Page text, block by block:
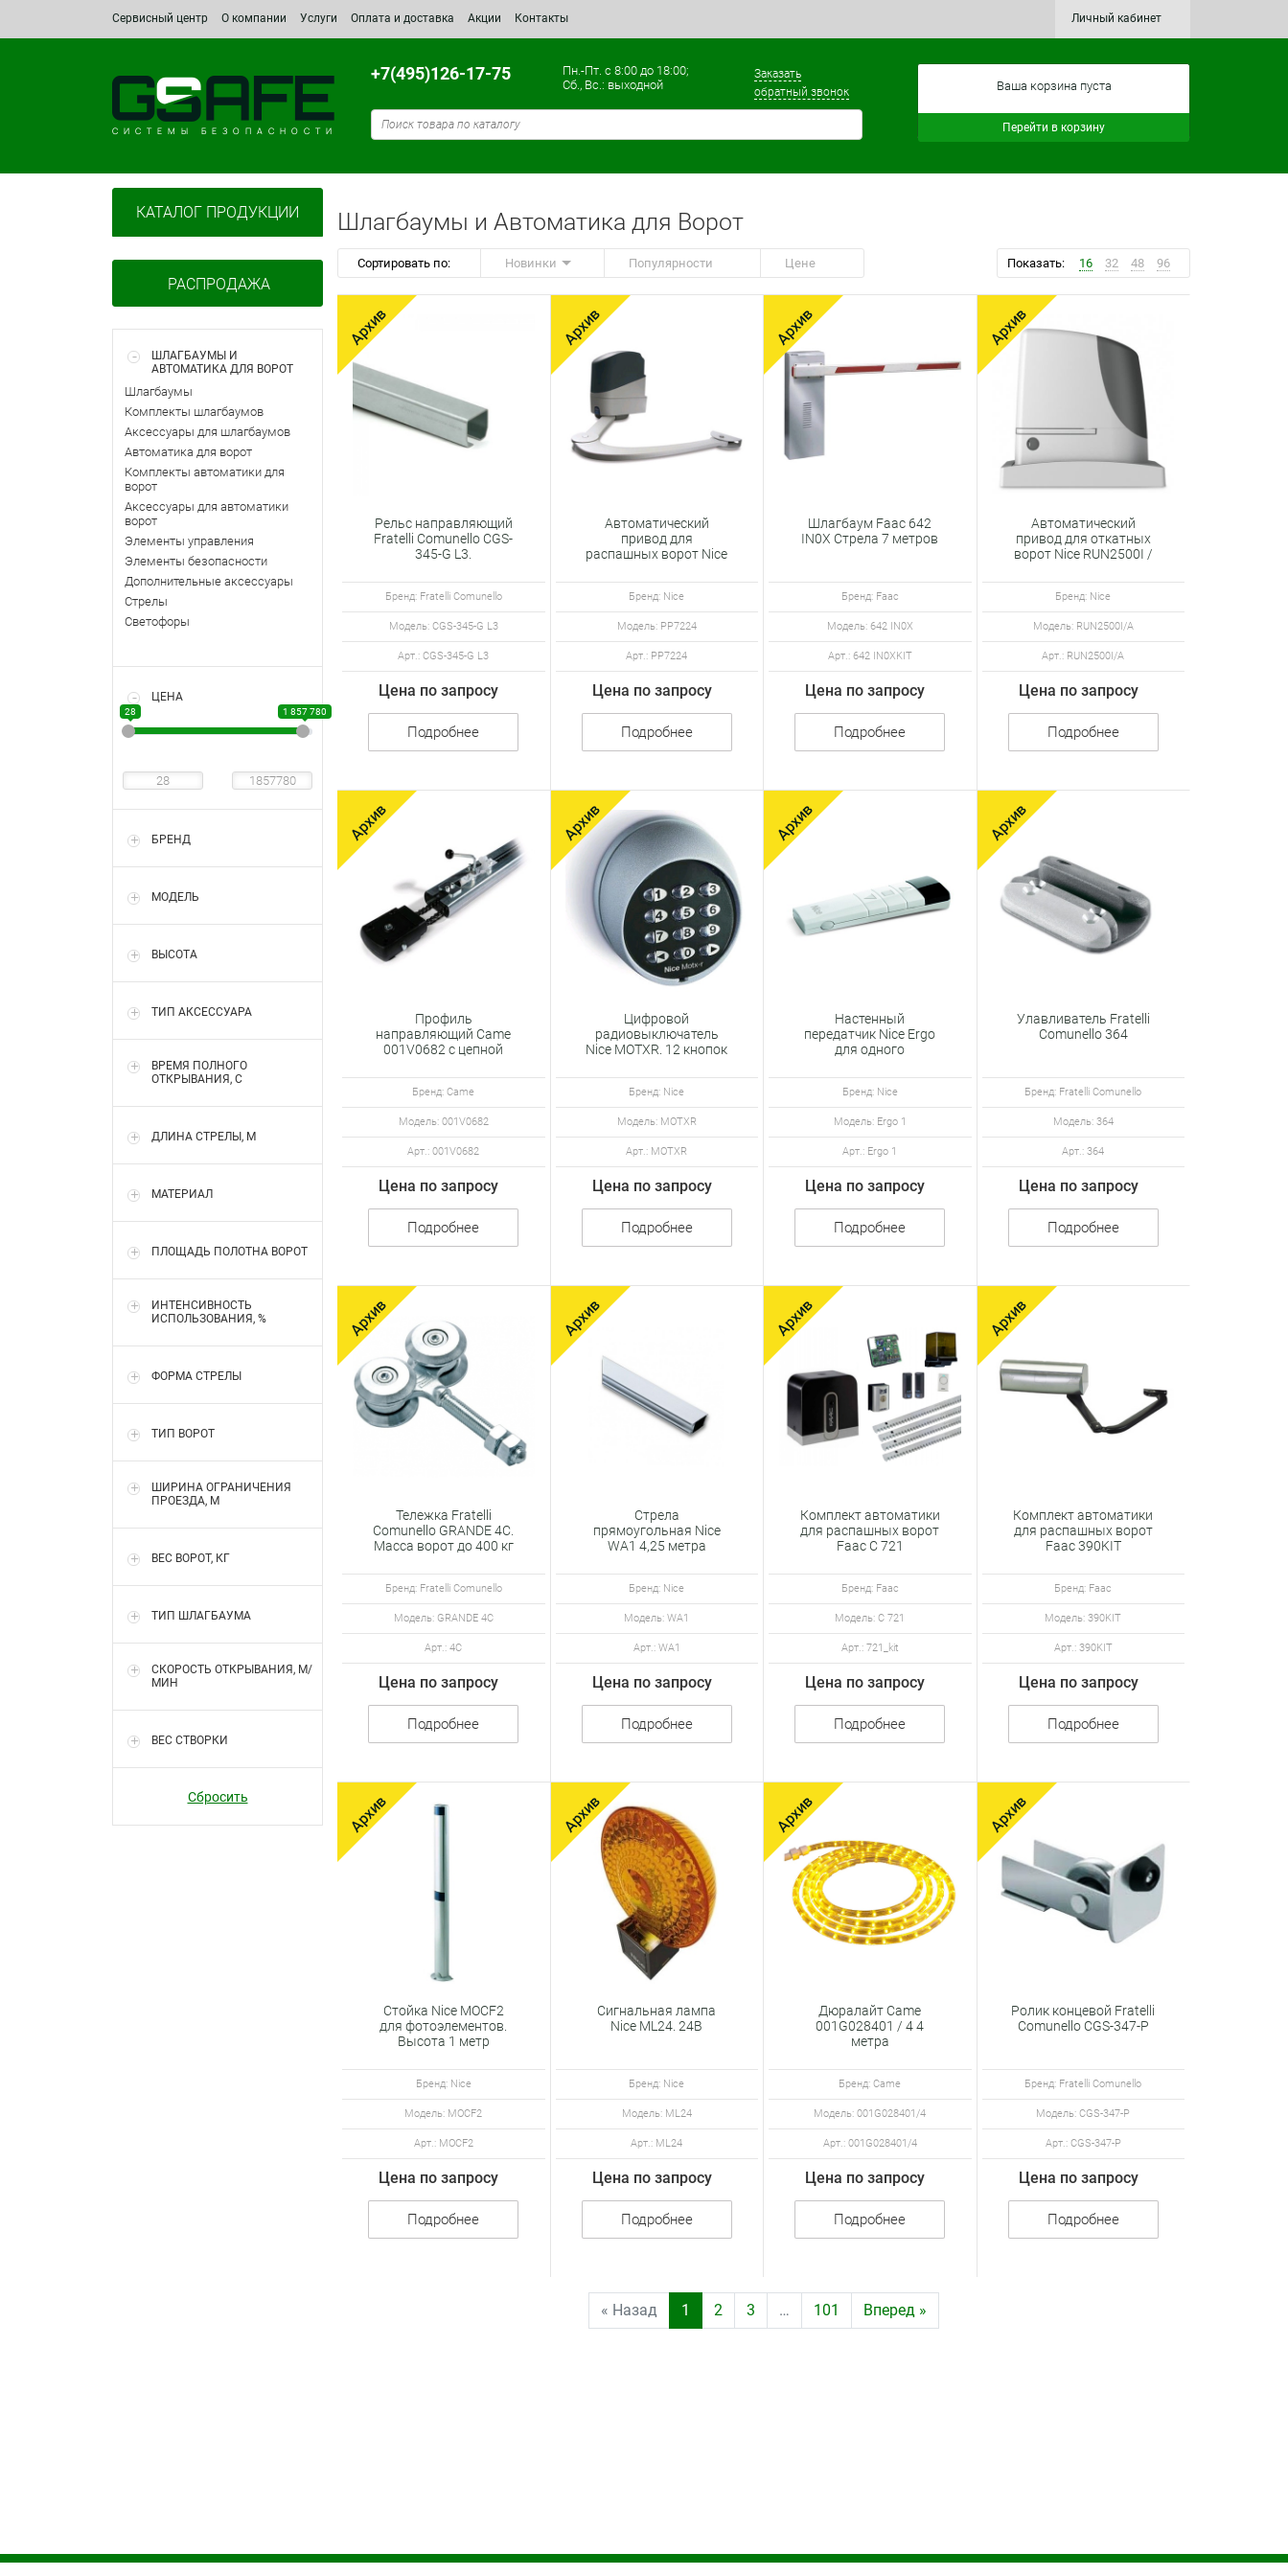
Сервисный центр О компании Услуги Оплата и доставка Акции Контакты Личный кабинет
СИСТЕМЫ БЕЗОПАСНОСТИ
+7(495)126-17-75
Пн.-Пт. с 8:00 до 18:00;
Сб., Вс.: выходной
Заказать
обратный звонок
Ваша корзина пуста
Перейти в корзину
КАТАЛОГ ПРОДУКЦИИ
РАСПРОДАЖА
ШЛАГБАУМЫ И
АВТОМАТИКА ДЛЯ ВОРОТ
Шлагбаумы
Комплекты шлагбаумов
Аксессуары для шлагбаумов
Автоматика для ворот
Комплекты автоматики для
ворот
Аксессуары для автоматики
ворот
Элементы управления
Элементы безопасности
Дополнительные аксессуары
Стрелы
Светофоры
ЦЕНА
28 1 857 780
БРЕНД
МОДЕЛЬ
ВЫСОТА
ТИП АКСЕССУАРА
ВРЕМЯ ПОЛНОГО
ОТКРЫВАНИЯ, С
ДЛИНА СТРЕЛЫ, М
МАТЕРИАЛ
ПЛОЩАДЬ ПОЛОТНА ВОРОТ
ИНТЕНСИВНОСТЬ
ИСПОЛЬЗОВАНИЯ, %
ФОРМА СТРЕЛЫ
ТИП ВОРОТ
ШИРИНА ОГРАНИЧЕНИЯ
ПРОЕЗДА, М
ВЕС ВОРОТ, КГ
ТИП ШЛАГБАУМА
СКОРОСТЬ ОТКРЫВАНИЯ, М/
МИН
ВЕС СТВОРКИ
Сбросить
Шлагбаумы и Автоматика для Ворот
Показать: 16 32 48 96
Сортировать по: Новинки Популярности Цене
Рельс направляющий
Fratelli Comunello CGS-
345-G L3.
Бренд: Fratelli Comunello
Модель: CGS-345-G L3
Арт.: CGS-345-G L3
Цена по запросу
Подробнее
Автоматический
привод для
распашных ворот Nice
Бренд: Nice
Модель: PP7224
Арт.: PP7224
Цена по запросу
Подробнее
Шлагбаум Faac 642
IN0X Стрела 7 метров
Бренд: Faac
Модель: 642 IN0X
Арт.: 642 IN0XKIT
Цена по запросу
Подробнее
Автоматический
привод для откатных
ворот Nice RUN2500I /
Бренд: Nice
Модель: RUN2500I/A
Арт.: RUN2500I/A
Цена по запросу
Подробнее
Профиль
направляющий Came
001V0682 с цепной
м
Бренд: Came
Модель: 001V0682
Арт.: 001V0682
Цена по запросу
Подробнее
Цифровой
радиовыключатель
Nice MOTXR. 12 кнопок
Бренд: Nice
Модель: MOTXR
Арт.: MOTXR
Цена по запросу
Подробнее
Настенный
передатчик Nice Ergo
для одного
Бренд: Nice
Модель: Ergo 1
Арт.: Ergo 1
Цена по запросу
Подробнее
Улавливатель Fratelli
Comunello 364
Бренд: Fratelli Comunello
Модель: 364
Арт.: 364
Цена по запросу
Подробнее
Тележка Fratelli
Comunello GRANDE 4C.
Масса ворот до 400 кг
Бренд: Fratelli Comunello
Модель: GRANDE 4C
Арт.: 4C
Цена по запросу
Подробнее
Стрела
прямоугольная Nice
WA1 4,25 метра
Бренд: Nice
Модель: WA1
Арт.: WA1
Цена по запросу
Подробнее
Комплект автоматики
для распашных ворот
Faac C 721
Бренд: Faac
Модель: C 721
Арт.: 721_kit
Цена по запросу
Подробнее
Комплект автоматики
для распашных ворот
Faac 390KIT
Бренд: Faac
Модель: 390KIT
Арт.: 390KIT
Цена по запросу
Подробнее
Стойка Nice MOCF2
для фотоэлементов.
Высота 1 метр
Бренд: Nice
Модель: MOCF2
Арт.: MOCF2
Цена по запросу
Подробнее
Сигнальная лампа
Nice ML24. 24В
Бренд: Nice
Модель: ML24
Арт.: ML24
Цена по запросу
Подробнее
Дюралайт Came
001G028401 / 4 4
метра
Бренд: Came
Модель: 001G028401/4
Арт.: 001G028401/4
Цена по запросу
Подробнее
Ролик концевой Fratelli
Comunello CGS-347-P
Бренд: Fratelli Comunello
Модель: CGS-347-P
Арт.: CGS-347-P
Цена по запросу
Подробнее
« Назад 1 2 3 … 101 Вперед »